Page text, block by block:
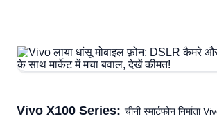
Vivo X100 Series: चीनी स्मार्टफोन निर्माता